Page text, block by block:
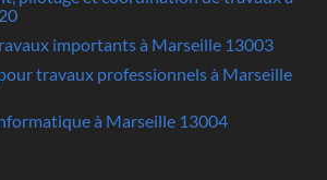
importants à Marseille 13003
travaux professionnels à Marseille
à Marseille 13004